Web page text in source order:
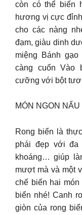
còn có thể biến
hương vị cực
cho các nàng
đạm, giàu dinh
miệng Bánh
càng cuốn Vào
cưỡng với bột
MÓN NGON
Rong biển là
phái đẹp với đa
khoáng… giúp
mượt mà và một
chế biến hai
biển nhé! Canh
giòn của rong